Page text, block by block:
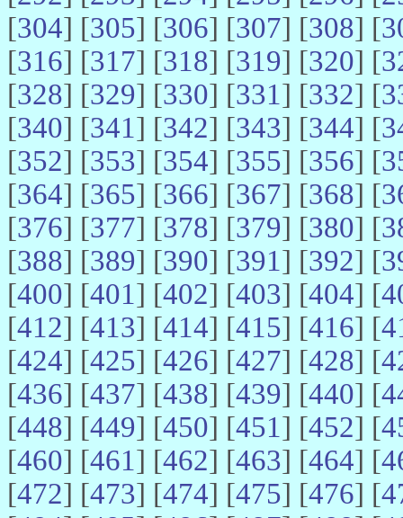
[304] [305] [306] [307] [308] [
[316] [317] [318] [319] [320] [
[328] [329] [330] [331] [332] [
[340] [341] [342] [343] [344] [
[352] [353] [354] [355] [356] [
[364] [365] [366] [367] [368] [
[376] [377] [378] [379] [380] [
[388] [389] [390] [391] [392] [
[400] [401] [402] [403] [404] [
[412] [413] [414] [415] [416] [
[424] [425] [426] [427] [428] [
[436] [437] [438] [439] [440] [
[448] [449] [450] [451] [452] [
[460] [461] [462] [463] [464] [
[472] [473] [474] [475] [476] [